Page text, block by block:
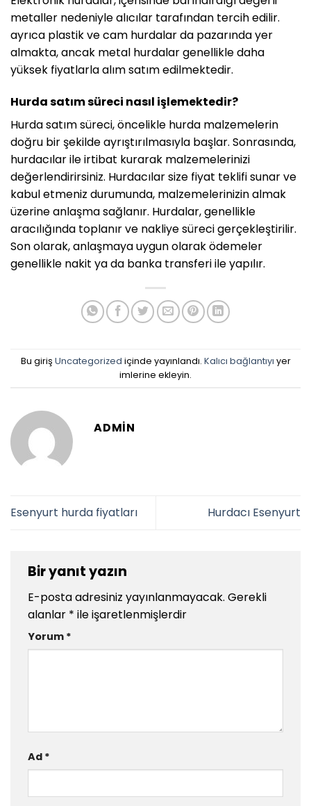
metaller nedeniyle alıcılar tarafından tercih edilir.
ayrıca plastik ve cam hurdalar da pazarında yer
almakta, ancak metal hurdalar genellikle daha
yüksek fiyatlarla alım satım edilmektedir.
Hurda satım süreci nasıl işlemektedir?
Hurda satım süreci, öncelikle hurda malzemelerin
doğru bir şekilde ayrıştırılmasıyla başlar. Sonrasında,
hurdacılar ile irtibat kurarak malzemelerinizi
değerlendirirsiniz. Hurdacılar size fiyat teklifi sunar ve
kabul etmeniz durumunda, malzemelerinizin almak
üzerine anlaşma sağlanır. Hurdalar, genellikle
aracılığında toplanır ve nakliye süreci gerçekleştirilir.
Son olarak, anlaşmaya uygun olarak ödemeler
genellikle nakit ya da banka transferi ile yapılır.
Bu giriş Uncategorized içinde yayınlandı. Kalıcı bağlantıyı yer
imlerine ekleyin.
ADMIN
Esenyurt hurda fiyatları Hurdacı Esenyurt
Bir yanıt yazın
E-posta adresiniz yayınlanmayacak. Gerekli
alanlar * ile işaretlenmişlerdir
Yorum *
Ad *